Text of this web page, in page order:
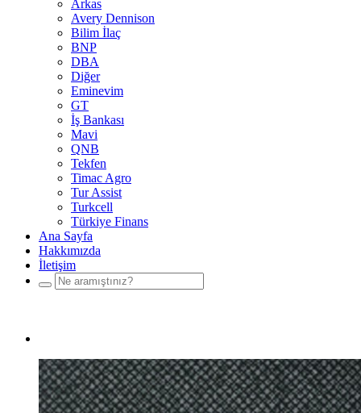
Arkas
Avery Dennison
Bilim İlaç
BNP
DBA
Diğer
Eminevim
GT
İş Bankası
Mavi
QNB
Tekfen
Timac Agro
Tur Assist
Turkcell
Türkiye Finans
Ana Sayfa
Hakkımızda
İletişim